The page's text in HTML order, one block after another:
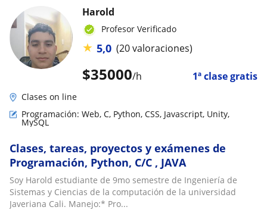
$35000/h 1ª clase gratis
Harold
Profesor Verificado
★ 5,0 (20 valoraciones)
Clases on line
Programación: Web, C, Python, CSS, Javascript, Unity,
MySQL
Clases, tareas, proyectos y exámenes de
Programación, Python, C/C , JAVA
Soy Harold estudiante de 9mo semestre de Ingeniería de
Sistemas y Ciencias de la computación de la universidad
Javeriana Cali. Manejo:* Pro...